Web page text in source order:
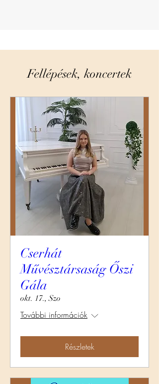
Fellépések, koncertek
Cserhát
Művésztársaság Őszi
Gála
okt. 17., Szo
További információk
Részletek